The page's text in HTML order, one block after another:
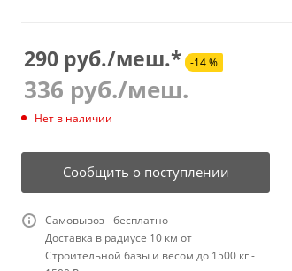
290 руб./меш.* -14 %
336 руб./меш.
Нет в наличии
Сообщить о поступлении
Самовывоз - бесплатно
Доставка в радиусе 10 км от
Строительной базы и весом до 1500 кг -